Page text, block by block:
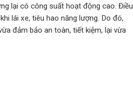
lại có công suất hoạt động cao. Điều
lái xe, tiêu hao năng lượng. Do đó,
đảm bảo an toàn, tiết kiệm, lại vừa